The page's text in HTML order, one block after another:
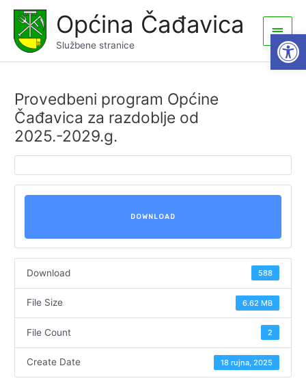
content
Općina Čađavica
Službene stranice
Main
Menu
Provedbeni program Općine
Čađavica za razdoblje od
2025.-2029.g.
DOWNLOAD
Download 588
File Size 6.62 MB
File Count 2
Create Date 18 rujna, 2025